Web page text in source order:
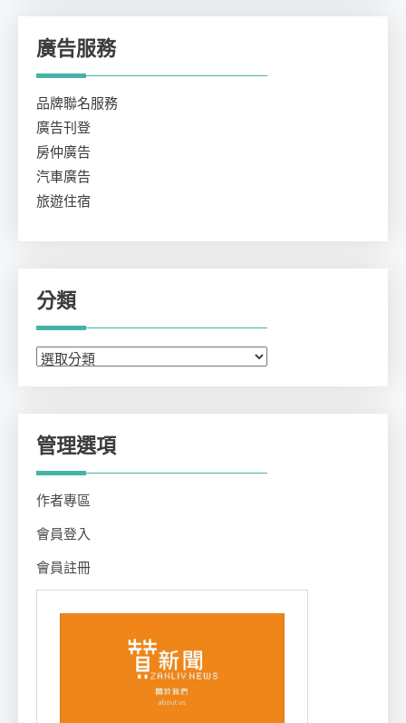
廣告服務
品牌聯名服務
廣告刊登
房仲廣告
汽車廣告
旅遊住宿
分類
分
管理選項
作者專區
會員登入
會員註冊